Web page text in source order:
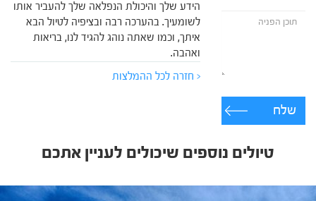
שלח
הידע שלך והיכולת הנפלאה שלך להעביר אותו
לשומעיך. בהערכה רבה ובציפיה לטיול הבא
איתך, וכמו שאתה נוהג להגיד לנו, בריאות
ואהבה.
< חזרה לכל ההמלצות
טיולים נוספים שיכולים לעניין אתכם